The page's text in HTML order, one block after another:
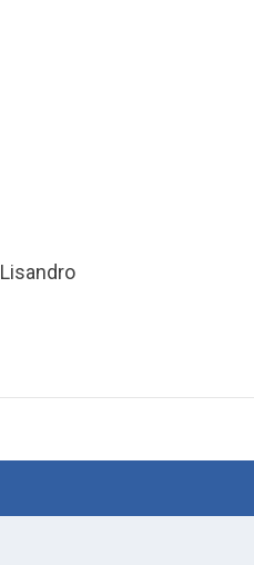
Lisandro